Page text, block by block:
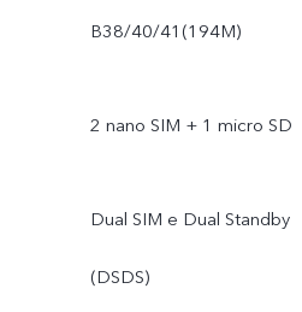
B38/40/41(194M)
2 nano SIM + 1 micro SD
Dual SIM e Dual Standby
(DSDS)